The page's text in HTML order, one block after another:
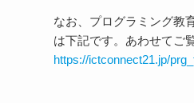
なお、プログラミング教
は下記です。あわせてご
https://ictconnect21.jp/